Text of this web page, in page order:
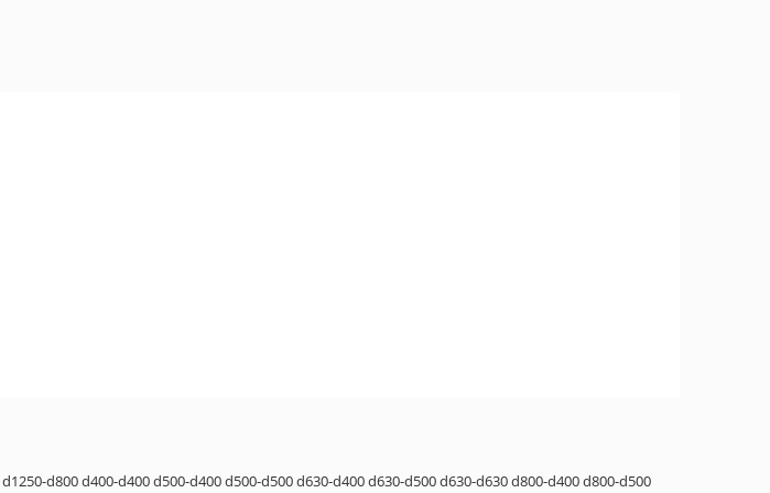
d1250-d800d400-d400d500-d400d500-d500d630-d400d630-d500d630-d630d800-d400d800-d500